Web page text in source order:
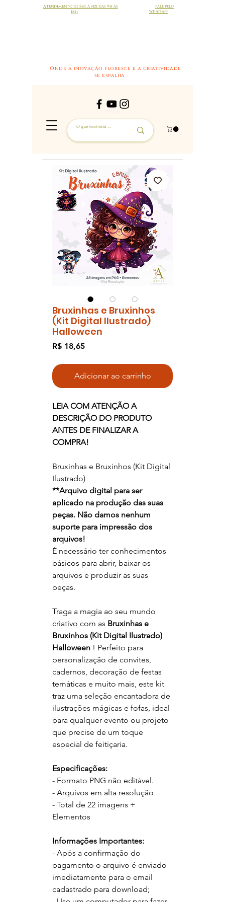
Onde a inovação floresce e a criatividade
se espalha
Atendimento de Seg à sex das 9h às
18h
FALE PELO
WHATSAPP
Bruxinhas e Bruxinhos
(Kit Digital Ilustrado)
Halloween
R$ 18,65Preço
Adicionar ao carrinho
LEIA COM ATENÇÃO A
DESCRIÇÃO DO PRODUTO
ANTES DE FINALIZAR A
COMPRA!
Bruxinhas e Bruxinhos (Kit Digital
Ilustrado)
**Arquivo digital para ser
aplicado na produção das suas
peças. Não damos nenhum
suporte para impressão dos
arquivos!
É necessário ter conhecimentos
básicos para abrir, baixar os
arquivos e produzir as suas
peças.
Traga a magia ao seu mundo
criativo com as Bruxinhas e
Bruxinhos (Kit Digital Ilustrado)
Halloween ! Perfeito para
personalização de convites,
cadernos, decoração de festas
temáticas e muito mais, este kit
traz uma seleção encantadora de
ilustrações mágicas e fofas, ideal
para qualquer evento ou projeto
que precise de um toque
especial de feitiçaria.
Especificações:
- Formato PNG não editável.
- Arquivos em alta resolução
- Total de 22 imagens +
Elementos
Informações Importantes:
- Após a confirmação do
pagamento o arquivo é enviado
imediatamente para o email
cadastrado para download;